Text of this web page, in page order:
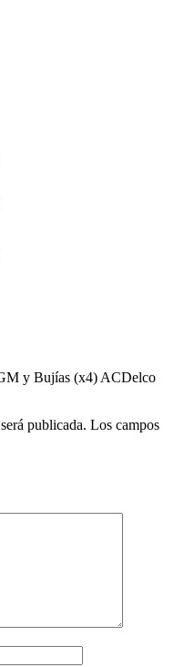
y Bujías (x4) ACDelco
publicada. Los campos